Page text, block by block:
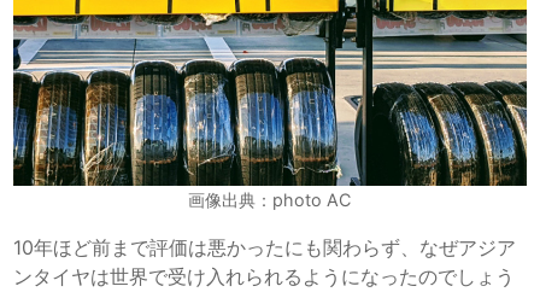
画像出典：photo AC
10年ほど前まで評価は悪かったにも関わらず、なぜアジア
ンタイヤは世界で受け入れられるようになったのでしょう